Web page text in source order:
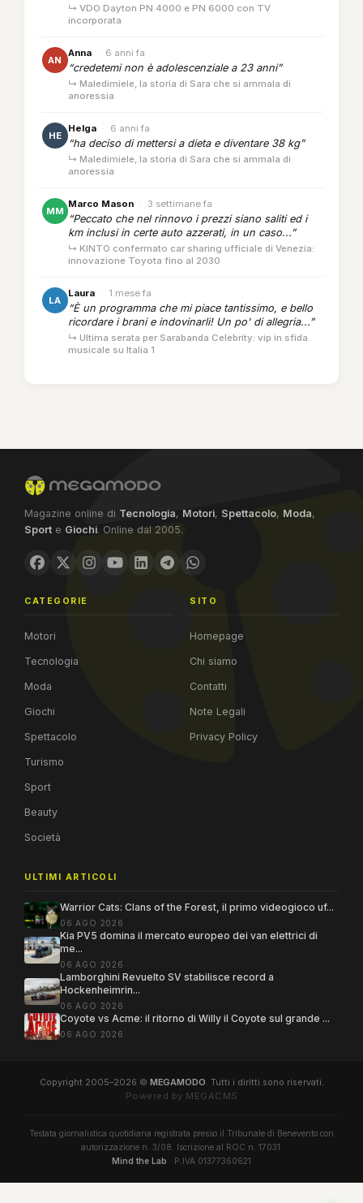
↳ VDO Dayton PN 4000 e PN 6000 con TV
incorporata
AN
Anna · 6 anni fa
“credetemi non è adolescenziale a 23 anni”
↳ Maledimiele, la storia di Sara che si ammala di
anoressia
HE
Helga · 6 anni fa
“ha deciso di mettersi a dieta e diventare 38 kg”
↳ Maledimiele, la storia di Sara che si ammala di
anoressia
MM
Marco Mason · 3 settimane fa
“Peccato che nel rinnovo i prezzi siano saliti ed i
km inclusi in certe auto azzerati, in un caso...”
↳ KINTO confermato car sharing ufficiale di Venezia:
innovazione Toyota fino al 2030
LA
Laura · 1 mese fa
“È un programma che mi piace tantissimo, e bello
ricordare i brani e indovinarli! Un po' di allegria...”
↳ Ultima serata per Sarabanda Celebrity: vip in sfida
musicale su Italia 1
Magazine online di Tecnologia, Motori, Spettacolo, Moda,
Sport e Giochi. Online dal 2005.
CATEGORIE
Motori
Tecnologia
Moda
Giochi
Spettacolo
Turismo
Sport
Beauty
Società
SITO
Homepage
Chi siamo
Contatti
Note Legali
Privacy Policy
ULTIMI ARTICOLI
Warrior Cats: Clans of the Forest, il primo videogioco uf...
06 AGO 2026
Kia PV5 domina il mercato europeo dei van elettrici di
me...
06 AGO 2026
Lamborghini Revuelto SV stabilisce record a
Hockenheimrin...
06 AGO 2026
Coyote vs Acme: il ritorno di Willy il Coyote sul grande ...
06 AGO 2026
Copyright 2005–2026 © MEGAMODO . Tutti i diritti sono riservati.
Powered by MEGACMS
Testata giornalistica quotidiana registrata presso il Tribunale di Benevento con
autorizzazione n. 3/08. Iscrizione al ROC n. 17031.
Mind the Lab · P.IVA 01377360621